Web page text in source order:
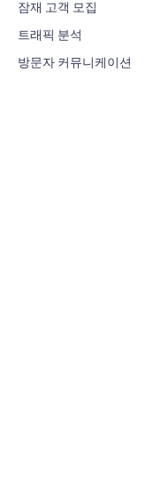
차트 및 표
잠재 고객 모집
트래픽 분석
방문자 커뮤니케이션